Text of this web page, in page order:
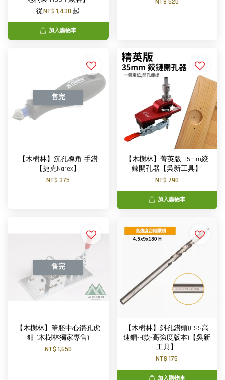
從NT$ 1,430 起
加入購物車
售完
【木樹林】沉孔導角 手鑽
【捷克Narex】
NT$ 375
【木樹林】菁英版 35mm絞
鍊開孔器【吳新工具】
NT$ 790
加入購物車
售完
【木樹林】筆胚中心鑽孔虎
鉗 (木樹林獨家專售)
NT$ 1,650
【木樹林】斜孔鑽頭(HSS高
速鋼-H款-高強度版本)【吳新
工具】
NT$ 175